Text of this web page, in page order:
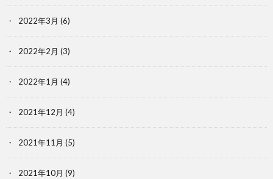
2022年3月 (6)
2022年2月 (3)
2022年1月 (4)
2021年12月 (4)
2021年11月 (5)
2021年10月 (9)